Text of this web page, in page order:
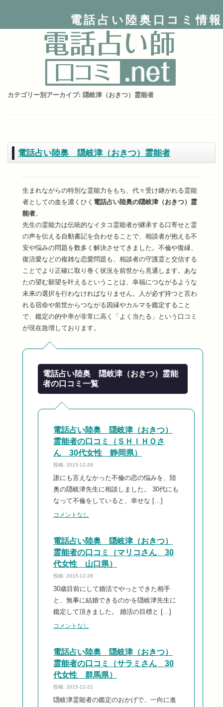
電話占い陸奥口コミ情報
カテゴリー別アーカイブ: 隠岐津（おきつ）霊能者
電話占い陸奥 隠岐津（おきつ）霊能者
生まれながらの特別な霊能力をもち、代々受け継がれる霊能
者としての血を濃くひく 電話占い陸奥の隠岐津（おきつ）霊
能者。
先生の霊能力は伝統的なイタコ霊能者が継承する口寄せと霊
の声を伝える自動書記を合わせることで、相談者が抱える不
安や悩みの問題を数多く解決させてきました。不倫や復縁、
復活愛などの複雑な恋愛問題も、相談者の守護霊と交信する
ことでより正確に取り巻く状況を前世から見通します。あな
たの望む願望を叶えるということは、幸福につながるような
未来の選択を行わなければなりません。人が必ず持つと言わ
れる宿命や前世からつながる因縁やカルマを鑑定すること
で、鑑定の的中率が非常に高く「よく当たる」という口コミ
が現在急増しております。
電話占い陸奥 隠岐津（おきつ）霊能
者の口コミ一覧
電話占い陸奥 隠岐津（おきつ）
霊能者の口コミ（ＳＨＩＨＯさ
ん 30代女性 静岡県）
投稿: 2015-12-29
誰にも言えなかった不倫の恋の悩みを、陸
奥の隠岐津先生に相談しました。 30代にも
なって不倫をしていると、幸せな […]
コメントなし
電話占い陸奥 隠岐津（おきつ）
霊能者の口コミ（マリコさん 30
代女性 山口県）
投稿: 2015-12-28
30歳目前にして婚活でやっとできた相手
と、無事に結婚できるのかを隠岐津先生に
鑑定して頂きました。 婚活の目標と […]
コメントなし
電話占い陸奥 隠岐津（おきつ）
霊能者の口コミ（サラミさん 30
代女性 群馬県）
投稿: 2015-12-21
隠岐津霊能者の鑑定のおかげで、一向に進